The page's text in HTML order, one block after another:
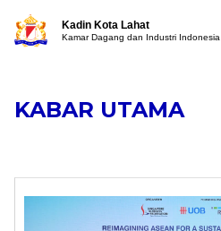
Kadin Kota Lahat
Kamar Dagang dan Industri Indonesia
KABAR UTAMA